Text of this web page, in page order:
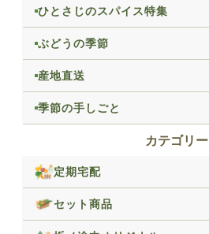
ひとさじのスパイス特集
ぶどうの季節
産地直送
季節の手しごと
カテゴリー
定期宅配
セット商品